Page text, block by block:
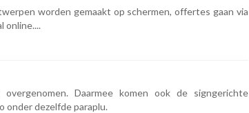
worden gemaakt op schermen, offertes gaan via
online....
Daarmee komen ook de signgerichte
onder dezelfde paraplu.